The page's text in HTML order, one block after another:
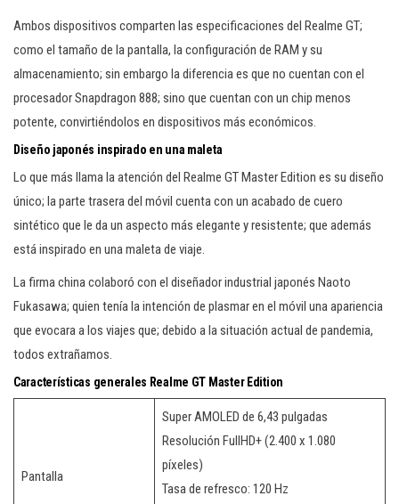
Ambos dispositivos comparten las especificaciones del Realme GT;
como el tamaño de la pantalla, la configuración de RAM y su
almacenamiento; sin embargo la diferencia es que no cuentan con el
procesador Snapdragon 888; sino que cuentan con un chip menos
potente, convirtiéndolos en dispositivos más económicos.
Diseño japonés inspirado en una maleta
Lo que más llama la atención del Realme GT Master Edition es su diseño
único; la parte trasera del móvil cuenta con un acabado de cuero
sintético que le da un aspecto más elegante y resistente; que además
está inspirado en una maleta de viaje.
La firma china colaboró con el diseñador industrial japonés Naoto
Fukasawa; quien tenía la intención de plasmar en el móvil una apariencia
que evocara a los viajes que; debido a la situación actual de pandemia,
todos extrañamos.
Características generales Realme GT Master Edition
Pantalla
Super AMOLED de 6,43 pulgadas
Resolución FullHD+ (2.400 x 1.080
píxeles)
Tasa de refresco: 120 Hz